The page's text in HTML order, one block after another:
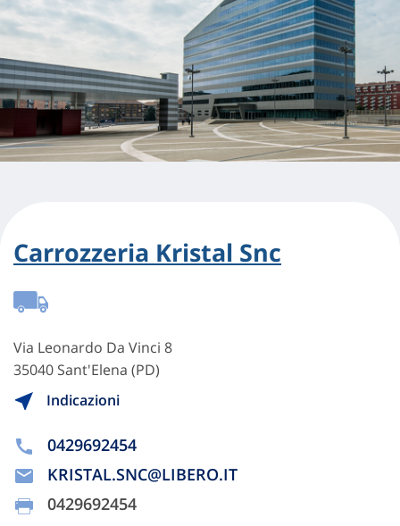
Carrozzeria Kristal Snc
Via Leonardo Da Vinci 8
35040 Sant'Elena (PD)
Indicazioni
0429692454
KRISTAL.SNC@LIBERO.IT
0429692454